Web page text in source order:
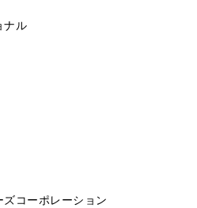
ナル
コーポレーション